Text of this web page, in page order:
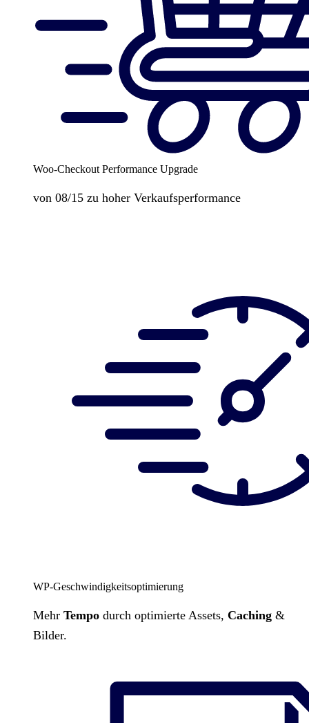
Woo-Checkout Performance Upgrade
von 08/15 zu hoher Verkaufsperformance
WP-Geschwindigkeitsoptimierung
Mehr Tempo durch optimierte Assets, Caching &
Bilder.